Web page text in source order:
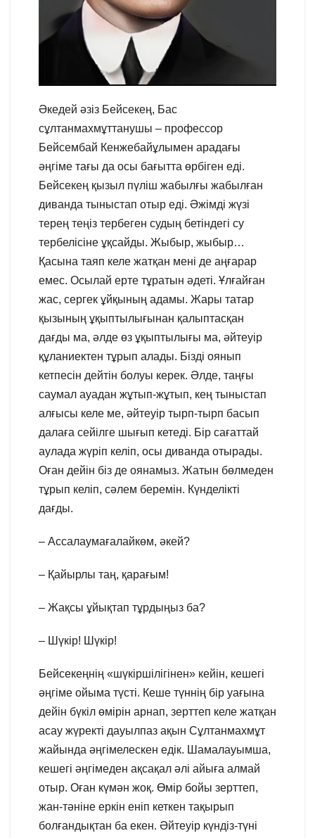
Әкедей әзіз Бейсекең, Бас
сұлтанмахмұттанушы – профессор
Бейсембай Кенжебайұлымен арадағы
әңгіме тағы да осы бағытта өрбіген еді.
Бейсекең қызыл пүліш жабылғы жабылған
диванда тыныстап отыр еді. Әжімді жүзі
терең теңіз тербеген судың бетіндегі су
тербелісіне ұқсайды. Жыбыр, жыбыр…
Қасына таяп келе жатқан мені де аңғарар
емес. Осылай ерте тұратын әдеті. Ұлғайған
жас, сергек ұйқының адамы. Жары татар
қызының ұқыптылығынан қалыптасқан
дағды ма, әлде өз ұқыптылығы ма, әйтеуір
құланиектен тұрып алады. Бізді оянып
кетпесін дейтін болуы керек. Әлде, таңғы
саумал ауадан жұтып-жұтып, кең тыныстап
алғысы келе ме, әйтеуір тырп-тырп басып
далаға сейілге шығып кетеді. Бір сағаттай
аулада жүріп келіп, осы диванда отырады.
Оған дейін біз де оянамыз. Жатын бөлмеден
тұрып келіп, сәлем беремін. Күнделікті
дағды.
– Ассалаумағалайкөм, әкей?
– Қайырлы таң, қарағым!
– Жақсы ұйықтап тұрдыңыз ба?
– Шүкір! Шүкір!
Бейсекеңнің «шүкіршілігінен» кейін, кешегі
әңгіме ойыма түсті. Кеше түннің бір уағына
дейін бүкіл өмірін арнап, зерттеп келе жатқан
асау жүректі дауылпаз ақын Сұлтанмахмұт
жайында әңгімелескен едік. Шамалауымша,
кешегі әңгімеден ақсақал әлі айыға алмай
отыр. Оған күмән жоқ. Өмір бойы зерттеп,
жан-тәніне еркін еніп кеткен тақырып
болғандықтан ба екен. Әйтеуір күндіз-түні